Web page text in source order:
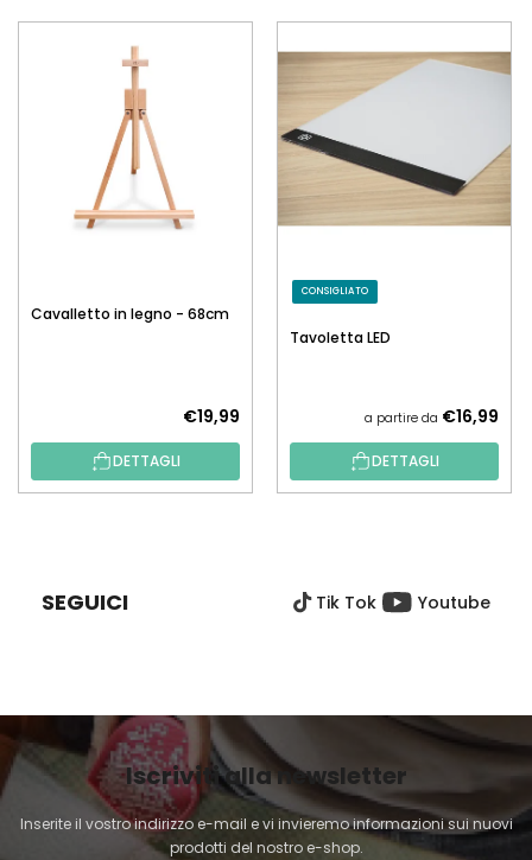
Cavalletto in legno - 68cm
€19,99
DETTAGLI
CONSIGLIATO
Tavoletta LED
a partire da €16,99
DETTAGLI
G
N
A
SEGUICI Tik Tok Youtube
Iscriviti alla newsletter
Inserite il vostro indirizzo e-mail e vi invieremo informazioni sui nuovi
prodotti del nostro e-shop.